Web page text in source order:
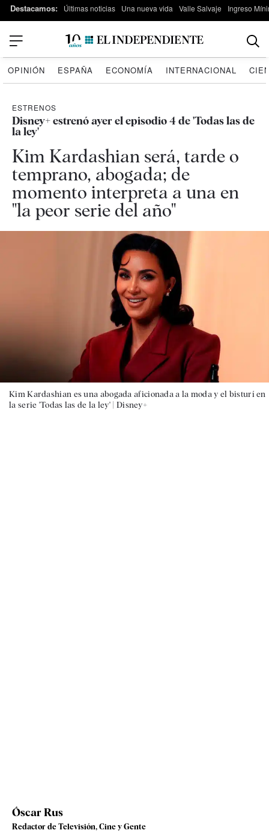
Destacamos: Últimas noticias Una nueva vida Valle Salvaje Ingreso
OPINIÓN ESPAÑA ECONOMÍA INTERNACIONAL
ESTRENOS
Disney+ estrenó ayer el episodio 4 de 'Todas las de
la ley'
Kim Kardashian será, tarde o
temprano, abogada; de
momento interpreta a una en
"la peor serie del año"
Kim Kardashian es una abogada aficionada a la moda y el bisturí en
la serie 'Todas las de la ley' | Disney+
Óscar Rus
Redactor de Televisión, Cine y Gente